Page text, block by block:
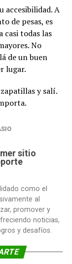
accesibilidad. A
de pesas, es
casi todas las
No
de un buen
lugar.
y salí.
sitio
como el
al
promover y
noticias,
y desafíos.